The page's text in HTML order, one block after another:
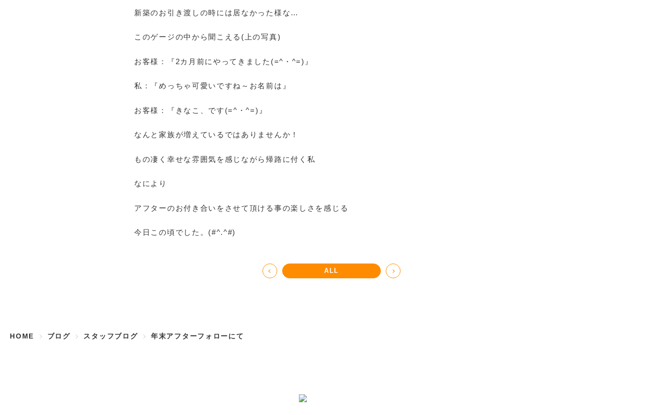
新築のお引き渡しの時には居なかった様な…
このゲージの中から聞こえる(上の写真)
お客様：『2カ月前にやってきました(=^・^=)』
私：『めっちゃ可愛いですね～お名前は』
お客様：『きなこ、です(=^・^=)』
なんと家族が増えているではありませんか！
もの凄く幸せな雰囲気を感じながら帰路に付く私
なにより
アフターのお付き合いをさせて頂ける事の楽しさを感じる
今日この頃でした。(#^.^#)
ALL
HOME ブログ スタッフブログ 年末アフターフォローにて